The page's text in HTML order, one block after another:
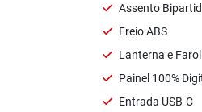
Assento
Freio ABS
Lanterna e
Painel 100%
Entrada USB-C